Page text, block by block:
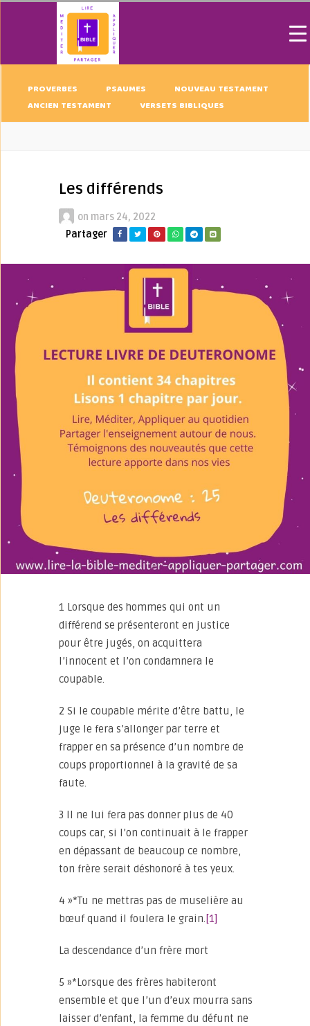
PROVERBES PSAUMES
NOUVEAU TESTAMENT
ANCIEN TESTAMENT
VERSETS BIBLIQUES
Les différends
on mars 24, 2022
Partager
1 Lorsque des hommes qui ont un
différend se présenteront en justice
pour être jugés, on acquittera
l’innocent et l’on condamnera le
coupable.
2 Si le coupable mérite d’être battu, le
juge le fera s’allonger par terre et
frapper en sa présence d’un nombre de
coups proportionnel à la gravité de sa
faute.
3 Il ne lui fera pas donner plus de 40
coups car, si l’on continuait à le frapper
en dépassant de beaucoup ce nombre,
ton frère serait déshonoré à tes yeux.
4 »*Tu ne mettras pas de muselière au
bœuf quand il foulera le grain. [1]
La descendance d’un frère mort
5 »*Lorsque des frères habiteront
ensemble et que l’un d’eux mourra sans
laisser d’enfant, la femme du défunt ne